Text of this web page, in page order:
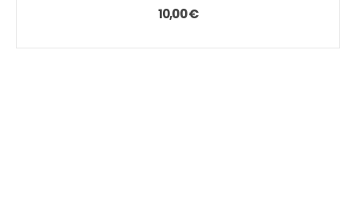
out of 5
10,00€